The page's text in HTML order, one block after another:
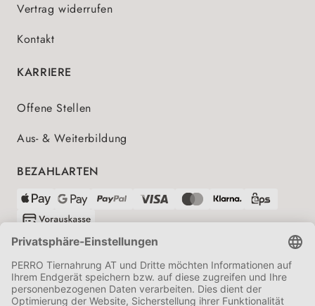
Vertrag widerrufen
Kontakt
KARRIERE
Offene Stellen
Aus- & Weiterbildung
BEZAHLARTEN
VERSANDPARTNER